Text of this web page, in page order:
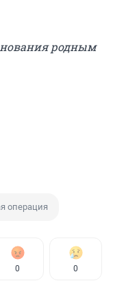
родным
операция
0 0